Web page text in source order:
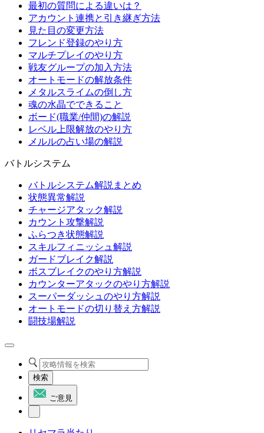
最初の質問による違いは？
アカウント連携と引き継ぎ方法
見た目の変更方法
フレンド登録のやり方
マルチプレイのやり方
戦友グループの加入方法
オートモードの解放条件
メタルスライムの倒し方
魂の水晶でできること
ボード(職業/仲間)の解説
レベル上限解放のやり方
メルルの占い場の解説
バトルシステム
バトルシステム解説まとめ
状態異常解説
チャージアタック解説
カウント攻撃解説
ふらつき状態解説
スキルフィニッシュ解説
ガードブレイク解説
ボスブレイクのやり方解説
カウンターアタックのやり方解説
スーパーダッシュのやり方解説
オートモードの切り替え方解説
闘技場解説
検索
ご意見